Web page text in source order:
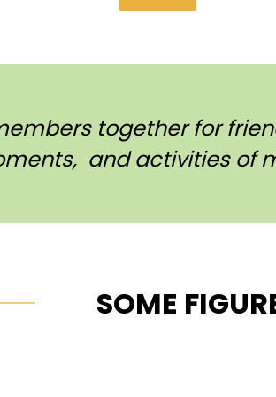
together for
and activities of
SOME